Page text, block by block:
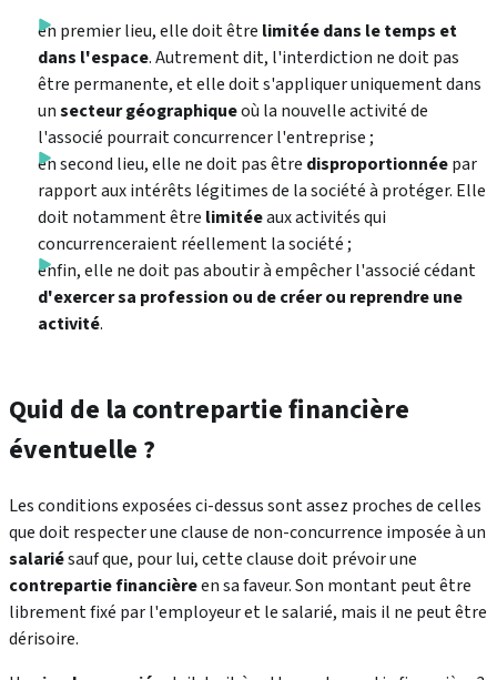
en premier lieu, elle doit être limitée dans le temps et
dans l'espace. Autrement dit, l'interdiction ne doit pas
être permanente, et elle doit s'appliquer uniquement dans
unsecteur géographiqueoù la nouvelle activité de
l'associé pourrait concurrencer l'entreprise ;
en second lieu, elle ne doit pas être disproportionnéepar
rapport aux intérêts légitimes de la société à protéger. Elle
doit notamment être limitéeaux activités qui
concurrenceraient réellement la société ;
enfin, elle ne doit pas aboutir à empêcher l'associé cédant
d'exercer sa profession ou de créer ou reprendre une
activité.
Quid de la contrepartie financière
éventuelle ?
Les conditions exposées ci-dessus sont assez proches de celles
que doit respecter une clause de non-concurrence imposée à un
salariésauf que, pour lui, cette clause doit prévoir une
contrepartie financièreen sa faveur. Son montant peut être
librement fixé par l'employeur et le salarié, mais il ne peut être
dérisoire.